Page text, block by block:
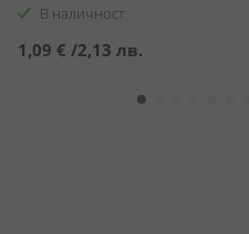
В наличност
1,09 € /2,13 лв.